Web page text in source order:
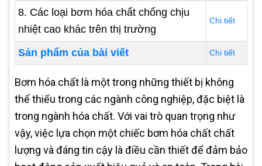
8. Các loại bơm hóa chất chống chịu
nhiệt cao khác trên thị trường
Chi tiết
Sản phẩm của bài viết Chi tiết
Bơm hóa chất là một trong những thiết bị không
thể thiếu trong các ngành công nghiệp, đặc biệt là
trong ngành hóa chất. Với vai trò quan trọng như
vậy, việc lựa chọn một chiếc bơm hóa chất chất
lượng và đáng tin cậy là điều cần thiết để đảm bảo